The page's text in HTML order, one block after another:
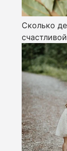
Сколько